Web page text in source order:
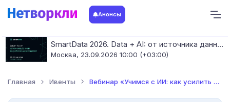
Анонсы
SmartData 2026. Data + AI: от источника данных до работающих моделей
Москва, 23.09.2026 10:00 (+03:00)
Главная Ивенты Вебинар «Учимся с ИИ: как усилить свою экспертизу с помощью н...